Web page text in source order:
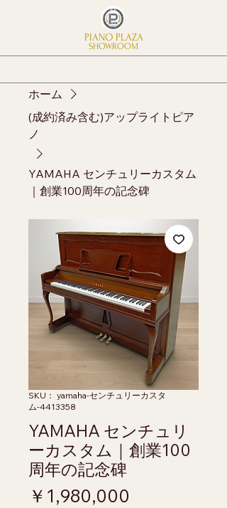
SHOWROOM
PIANO PLAZA
ホーム
(成約済み含む)アップライトピア
ノ
YAMAHA センチュリーカスタム
｜創業100周年の記念碑
SKU： yamaha-センチュリーカスタ
ム-4413358
YAMAHA センチュリ
ーカスタム｜創業100
周年の記念碑
￥1,980,000